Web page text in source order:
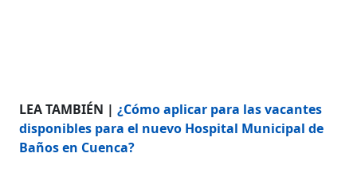
LEA TAMBIÉN |¿Cómo aplicar para las vacantes
disponibles para el nuevo Hospital Municipal de
Baños en Cuenca?